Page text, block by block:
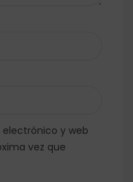
y web
vez que